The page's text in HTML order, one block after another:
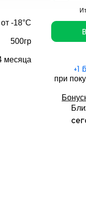
от -18°C
500гр
месяца
+1
при